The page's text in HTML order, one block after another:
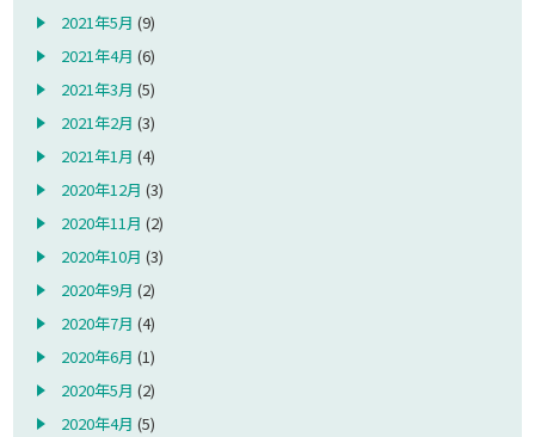
2021年5月 (9)
2021年4月 (6)
2021年3月 (5)
2021年2月 (3)
2021年1月 (4)
2020年12月 (3)
2020年11月 (2)
2020年10月 (3)
2020年9月 (2)
2020年7月 (4)
2020年6月 (1)
2020年5月 (2)
2020年4月 (5)